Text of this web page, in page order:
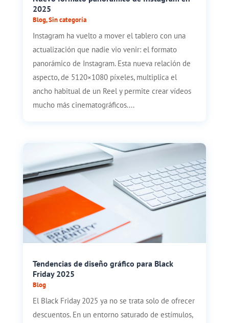
2025
Blog,Sin categoría
Instagram ha vuelto a mover el tablero con una
actualización que nadie vio venir: el formato
panorámico de Instagram. Esta nueva relación de
aspecto, de 5120×1080 píxeles, multiplica el
ancho habitual de un Reel y permite crear vídeos
mucho más cinematográficos....
Tendencias de diseño gráfico para Black
Friday 2025
Blog
El Black Friday 2025 ya no se trata solo de ofrecer
descuentos. En un entorno saturado de estímulos,